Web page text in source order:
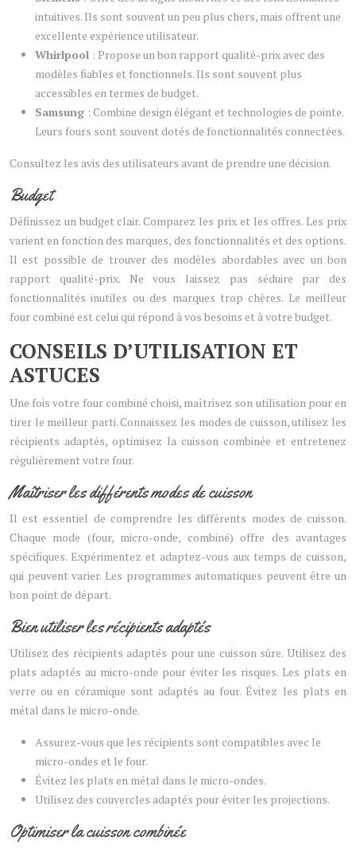
intuitives. Ils sont souvent un peu plus chers, mais offrent une
excellente expérience utilisateur.
Whirlpool : Propose un bon rapport qualité-prix avec des
modèles fiables et fonctionnels. Ils sont souvent plus
accessibles en termes de budget.
Samsung : Combine design élégant et technologies de pointe.
Leurs fours sont souvent dotés de fonctionnalités connectées.
Consultez les avis des utilisateurs avant de prendre une décision.
Budget
Définissez un budget clair. Comparez les prix et les offres. Les prix
varient en fonction des marques, des fonctionnalités et des options.
Il est possible de trouver des modèles abordables avec un bon
rapport qualité-prix. Ne vous laissez pas séduire par des
fonctionnalités inutiles ou des marques trop chères. Le meilleur
four combiné est celui qui répond à vos besoins et à votre budget.
CONSEILS D’UTILISATION ET
ASTUCES
Une fois votre four combiné choisi, maîtrisez son utilisation pour en
tirer le meilleur parti. Connaissez les modes de cuisson, utilisez les
récipients adaptés, optimisez la cuisson combinée et entretenez
régulièrement votre four.
Maîtriser les différents modes de cuisson
Il est essentiel de comprendre les différents modes de cuisson.
Chaque mode (four, micro-onde, combiné) offre des avantages
spécifiques. Expérimentez et adaptez-vous aux temps de cuisson,
qui peuvent varier. Les programmes automatiques peuvent être un
bon point de départ.
Bien utiliser les récipients adaptés
Utilisez des récipients adaptés pour une cuisson sûre. Utilisez des
plats adaptés au micro-onde pour éviter les risques. Les plats en
verre ou en céramique sont adaptés au four. Évitez les plats en
métal dans le micro-onde.
Assurez-vous que les récipients sont compatibles avec le
micro-ondes et le four.
Évitez les plats en métal dans le micro-ondes.
Utilisez des couvercles adaptés pour éviter les projections.
Optimiser la cuisson combinée